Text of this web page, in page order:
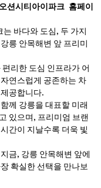
션시티아이파크 홈페이
바다와 도심, 두 가지
릉 안목해변 앞 프리미
리한 도심 인프라가 어
연스럽게 공존하는 차
공합니다.
께 강릉을 대표할 미래
있으며, 프리미엄 브랜
간이 지날수록 더욱 빛
금, 강릉 안목해변 앞에
확실한 선택을 만나보